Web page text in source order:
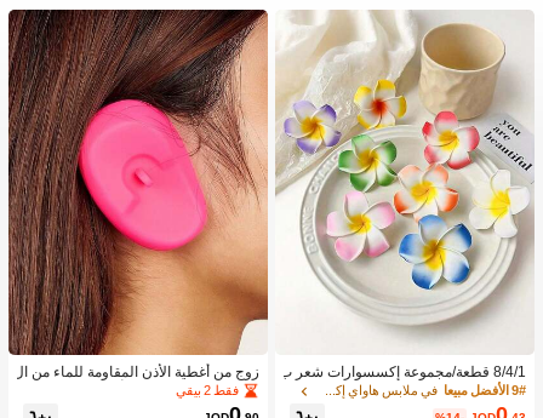
8/4/1 قطعة/مجموعة إكسسوارات شعر ب
نقشة زهور استوائية، مشابك شعر بلومير
يا ملونة، مناسبة لعطلات الشاطئ والتص
9# الأفضل مبيعا في ملابس هاواي إكسسوارات
زوج من أغطية الأذن المقاومة للماء من ال
سيليكون لصبغ الشعر، أداة تصفيف الشع
ر في صالون الحلاقة
فقط 2 بيقي